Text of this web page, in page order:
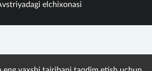
elchixonasi